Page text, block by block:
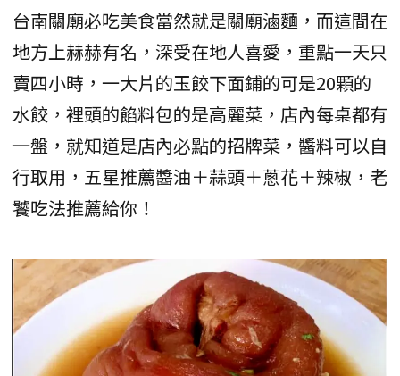
台南關廟必吃美食當然就是關廟滷麵，而這間在
地方上赫赫有名，深受在地人喜愛，重點一天只
賣四小時，一大片的玉餃下面鋪的可是20顆的
水餃，裡頭的餡料包的是高麗菜，店內每桌都有
一盤，就知道是店內必點的招牌菜，醬料可以自
行取用，五星推薦醬油＋蒜頭＋蔥花＋辣椒，老
饕吃法推薦給你！